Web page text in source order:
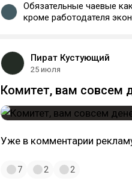
Обязательные чаевые
кроме работодателя
Пират Кустующий
25 июля
Комитет, вам совсем
Уже в комментарии
7 2 2